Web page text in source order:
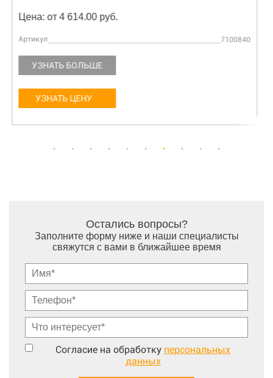
Цена: от 4 614.00 руб.
Артикул 7100840
УЗНАТЬ БОЛЬШЕ
УЗНАТЬ ЦЕНУ
Остались вопросы?
Заполните форму ниже и наши специалисты
свяжутся с вами в ближайшее время
Согласие на обработку персональных
данных